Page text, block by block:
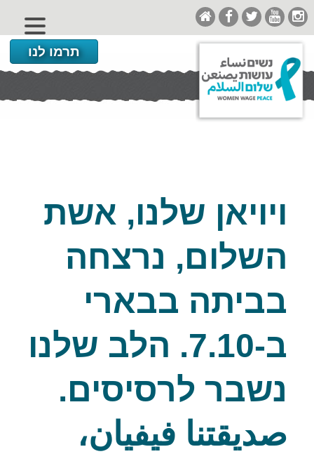
תרמו לנו
ויויאן שלנו, אשת
השלום, נרצחה
בביתה בבארי
ב-7.10. הלב שלנו
נשבר לרסיסים.
صديقتنا فيفيان،